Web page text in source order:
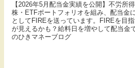
【2026年5月配当金実績を公開】不労所
株・ETFポートフォリオを組み、配当金
としてFIREを送っています。FIREを目
が見えるかも？給料日を増やして配当金
のひきマネーブログ